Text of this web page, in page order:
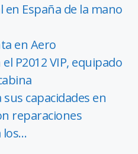
en España de la mano
en Aero
P2012 VIP, equipado
capacidades en
reparaciones
los…